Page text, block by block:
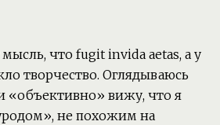
мысль, что fugit invida aetas, а у
творчество. Оглядываюсь
«объективно» вижу, что я
не похожим на